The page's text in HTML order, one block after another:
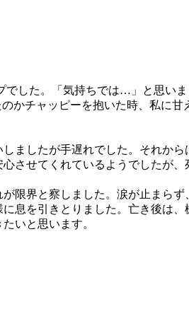
でした。「気持ちでは…」と思い
かチャッピーを抱いた時、私に甘
ましたが手遅れでした。それから
させてくれているようでしたが、
限界と察しました。涙が止まらず
息を引きとりました。亡き後は、
いと思います。